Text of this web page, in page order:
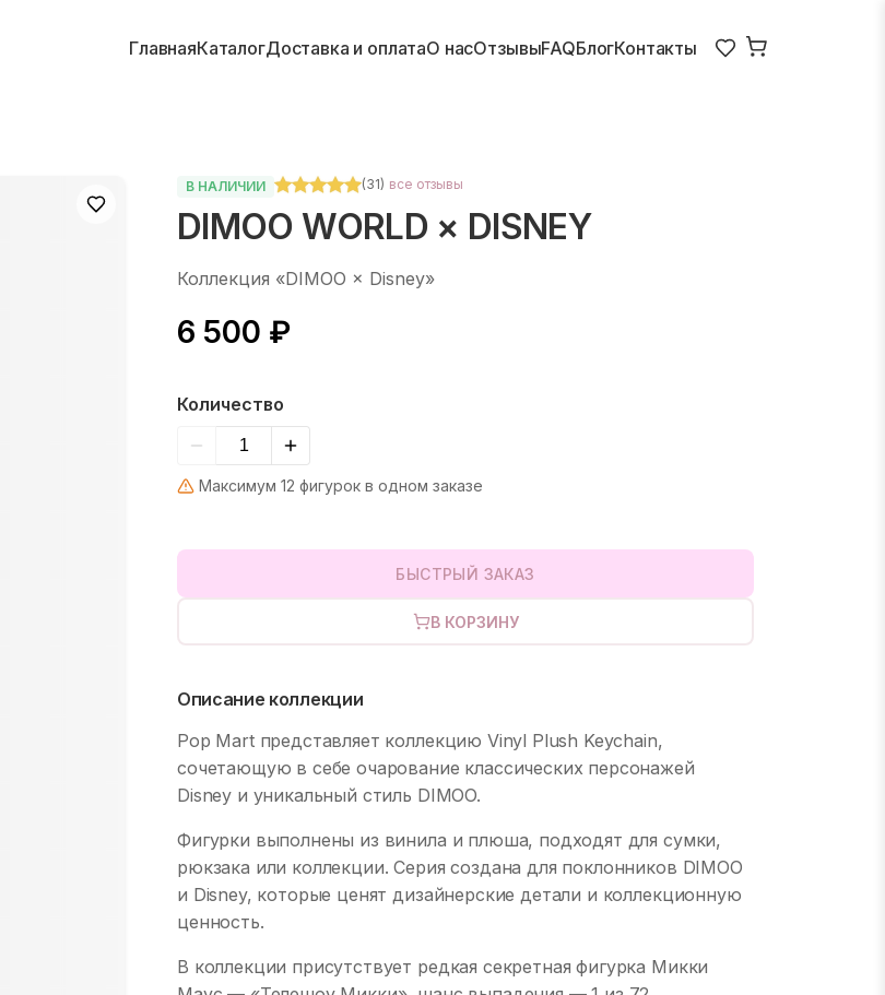
ГлавнаяКаталогДоставка и оплатаО насОтзывыFAQБлогКонтакты
В НАЛИЧИИ (31) все отзывы
DIMOO WORLD × DISNEY
Коллекция «DIMOO × Disney»
6 500 ₽
Количество
Максимум 12 фигурок в одном заказе
БЫСТРЫЙ ЗАКАЗ
В КОРЗИНУ
Описание коллекции
Pop Mart представляет коллекцию Vinyl Plush Keychain,
сочетающую в себе очарование классических персонажей
Disney и уникальный стиль DIMOO.
Фигурки выполнены из винила и плюша, подходят для сумки,
рюкзака или коллекции. Серия создана для поклонников DIMOO
и Disney, которые ценят дизайнерские детали и коллекционную
ценность.
В коллекции присутствует редкая секретная фигурка Микки